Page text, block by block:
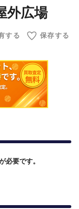
外広場
する 保存する
必要です。